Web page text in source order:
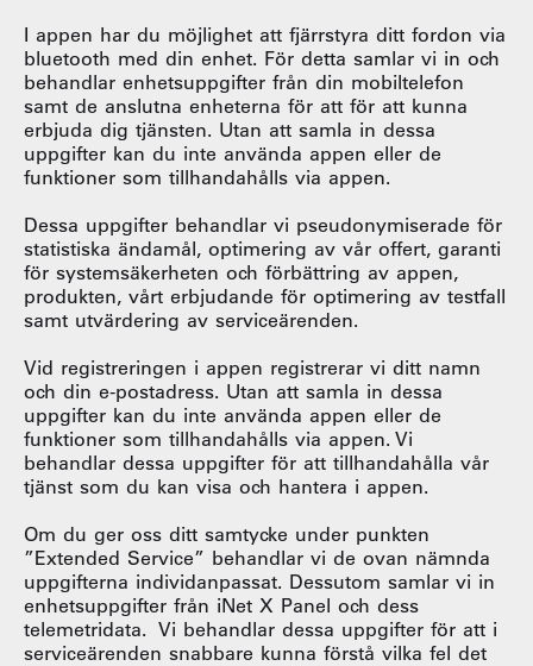
I appen har du möjlighet att fjärrstyra ditt fordon via
bluetooth med din enhet. För detta samlar vi in och
behandlar enhetsuppgifter från din mobiltelefon
samt de anslutna enheterna för att för att kunna
erbjuda dig tjänsten. Utan att samla in dessa
uppgifter kan du inte använda appen eller de
funktioner som tillhandahålls via appen.
Dessa uppgifter behandlar vi pseudonymiserade för
statistiska ändamål, optimering av vår offert, garanti
för systemsäkerheten och förbättring av appen,
produkten, vårt erbjudande för optimering av testfall
samt utvärdering av serviceärenden.
Vid registreringen i appen registrerar vi ditt namn
och din e-postadress. Utan att samla in dessa
uppgifter kan du inte använda appen eller de
funktioner som tillhandahålls via appen. Vi
behandlar dessa uppgifter för att tillhandahålla vår
tjänst som du kan visa och hantera i appen.
Om du ger oss ditt samtycke under punkten
”Extended Service” behandlar vi de ovan nämnda
uppgifterna individanpassat. Dessutom samlar vi in
enhetsuppgifter från iNet X Panel och dess
telemetridata. Vi behandlar dessa uppgifter för att i
serviceärenden snabbare kunna förstå vilka fel det